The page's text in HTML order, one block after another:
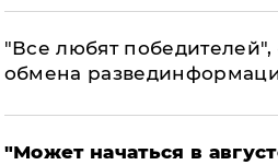
​"Все любят
обмена
"Может начаться в